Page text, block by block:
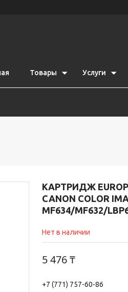
Товары Услуги
КАРТРИДЖ
CANON COLOR
MF634/MF632/
Нет в наличии
5 476 ₸
+7 (771) 757-60-86